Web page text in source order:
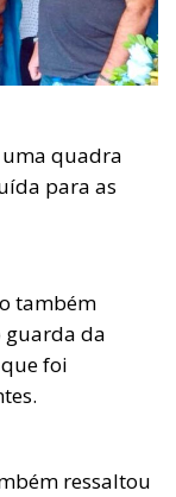
uma quadra
para as
também
guarda da
foi
ressaltou